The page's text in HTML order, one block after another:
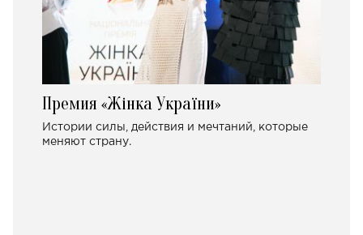
Премия «Жінка України»
Истории силы, действия и мечтаний, которые
меняют страну.